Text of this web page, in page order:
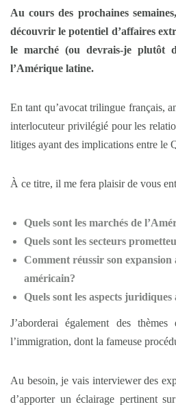
Au cours des prochaines
découvrir le potentiel d’affaires
le marché (ou devrais-je plutôt
l’Amérique latine.
En tant qu’avocat trilingue français,
interlocuteur privilégié pour les
litiges ayant des implications entre le
À ce titre, il me fera plaisir de vous
Quels sont les marchés de
Quels sont les secteurs
Comment réussir son
américain?
Quels sont les aspects juridiques
J’aborderai également des
l’immigration, dont la fameuse
Au besoin, je vais interviewer des
d’apporter un éclairage pertinent